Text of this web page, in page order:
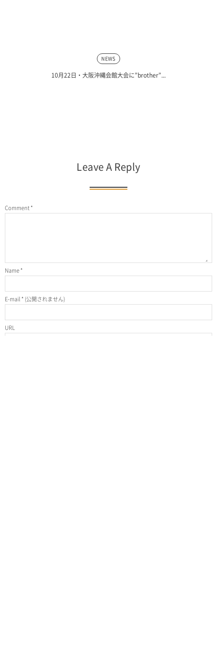
NEWS
10月22日・大阪沖縄会館大会に”brother”...
Leave A Reply
Comment*
Name*
E-mail * (公開されません)
URL